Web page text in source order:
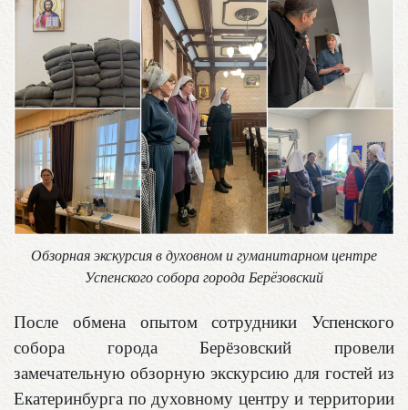
Обзорная экскурсия в духовном и гуманитарном центре
Успенского собора города Берёзовский
После обмена опытом сотрудники Успенского
собора города Берёзовский провели
замечательную обзорную экскурсию для гостей из
Екатеринбурга по духовному центру и территории